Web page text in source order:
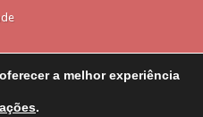
a melhor experiência
.